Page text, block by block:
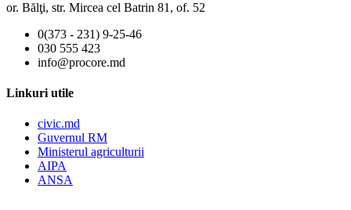
or. Bălţi, str. Mircea cel Batrin 81, of. 52
0(373 - 231) 9-25-46
030 555 423
info@procore.md
Linkuri utile
civic.md
Guvernul RM
Ministerul agriculturii
AIPA
ANSA